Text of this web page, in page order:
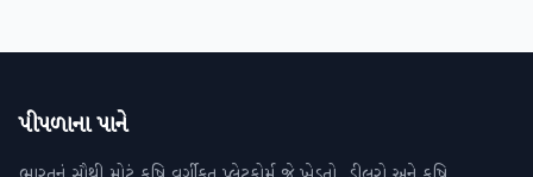
પીપળાના પાને